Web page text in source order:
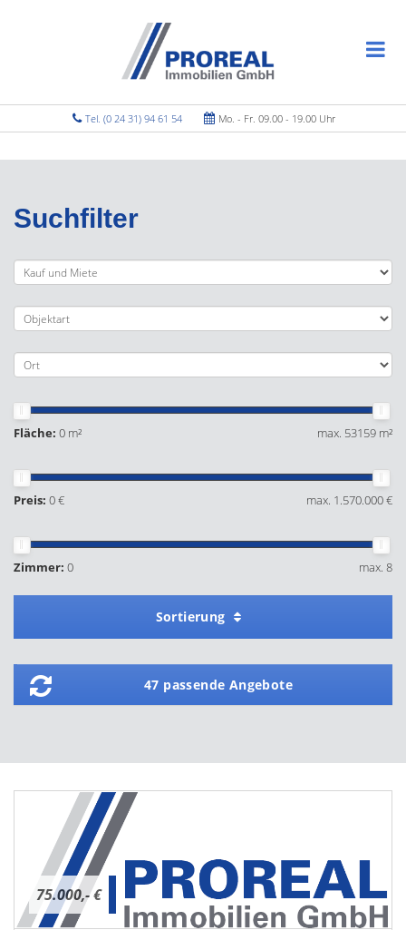
Tel. (0 24 31) 94 61 54 Mo. - Fr. 09.00 - 19.00 Uhr
Suchfilter
Fläche: 0 m² max. 53159 m²
Preis: 0 € max. 1.570.000 €
Zimmer: 0 max. 8
Sortierung
47 passende Angebote
75.000,- €